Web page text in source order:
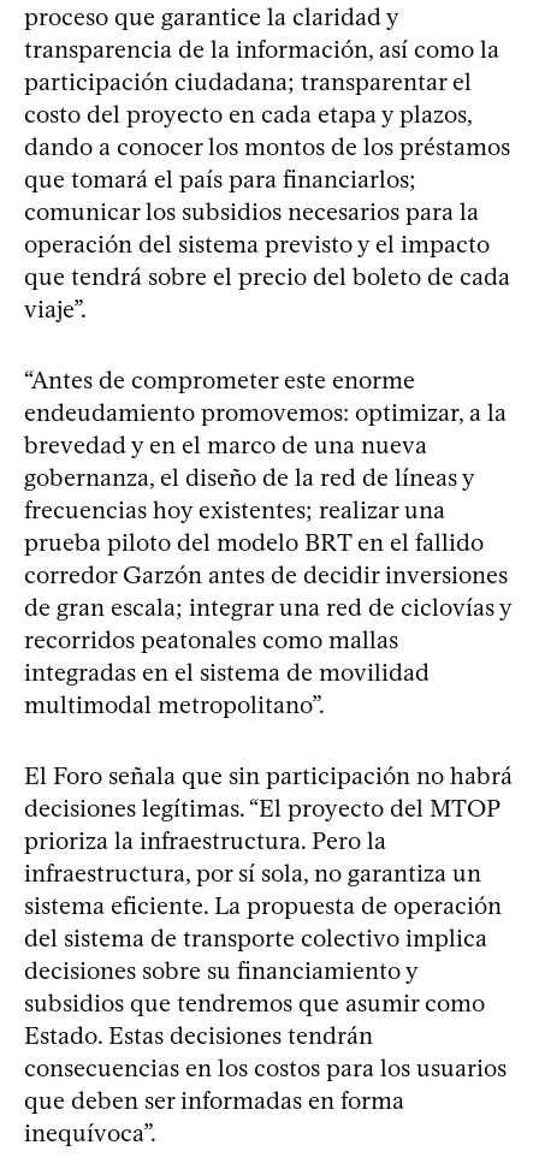
proceso que garantice la claridad y
transparencia de la información, así como la
participación ciudadana; transparentar el
costo del proyecto en cada etapa y plazos,
dando a conocer los montos de los préstamos
que tomará el país para financiarlos;
comunicar los subsidios necesarios para la
operación del sistema previsto y el impacto
que tendrá sobre el precio del boleto de cada
viaje”.
“Antes de comprometer este enorme
endeudamiento promovemos: optimizar, a la
brevedad y en el marco de una nueva
gobernanza, el diseño de la red de líneas y
frecuencias hoy existentes; realizar una
prueba piloto del modelo BRT en el fallido
corredor Garzón antes de decidir inversiones
de gran escala; integrar una red de ciclovías y
recorridos peatonales como mallas
integradas en el sistema de movilidad
multimodal metropolitano”.
El Foro señala que sin participación no habrá
decisiones legítimas. “El proyecto del MTOP
prioriza la infraestructura. Pero la
infraestructura, por sí sola, no garantiza un
sistema eficiente. La propuesta de operación
del sistema de transporte colectivo implica
decisiones sobre su financiamiento y
subsidios que tendremos que asumir como
Estado. Estas decisiones tendrán
consecuencias en los costos para los usuarios
que deben ser informadas en forma
inequívoca”.